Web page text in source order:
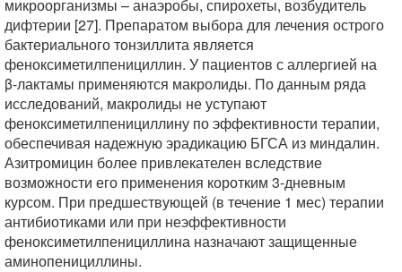
микроорганизмы – анаэробы, спирохеты, возбудитель
дифтерии [27]. Препаратом выбора для лечения острого
бактериального тонзиллита является
феноксиметилпенициллин. У пациентов с аллергией на
β-лактамы применяются макролиды. По данным ряда
исследований, макролиды не уступают
феноксиметилпенициллину по эффективности терапии,
обеспечивая надежную эрадикацию БГСА из миндалин.
Азитромицин более привлекателен вследствие
возможности его применения коротким 3-дневным
курсом. При предшествующей (в течение 1 мес) терапии
антибиотиками или при неэффективности
феноксиметилпенициллина назначают защищенные
аминопенициллины.